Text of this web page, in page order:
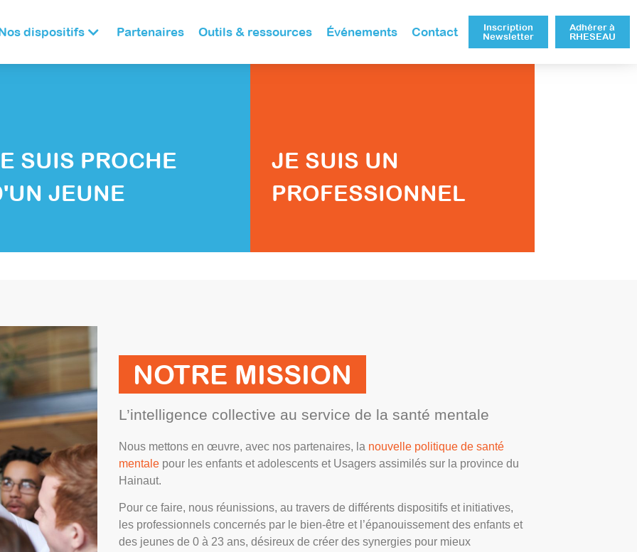
dispositifs Partenaires Outils & ressources Événements Contact
Inscription
Newsletter
Adhérer à
RHESEAU
SUIS PROCHE
JEUNE
JE SUIS UN
PROFESSIONNEL
NOTRE MISSION
L’intelligence collective au service de la santé mentale
Nous mettons en œuvre, avec nos partenaires, la nouvelle politique de santé
mentale pour les enfants et adolescents et Usagers assimilés sur la province du
Hainaut.
Pour ce faire, nous réunissions, au travers de différents dispositifs et initiatives,
les professionnels concernés par le bien-être et l’épanouissement des enfants et
des jeunes de 0 à 23 ans, désireux de créer des synergies pour mieux